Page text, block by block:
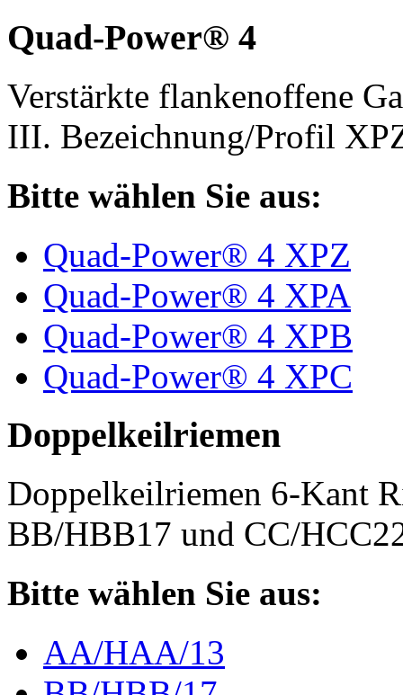
Quad-Power® 4
Verstärkte flankenoffene
III. Bezeichnung/Profil
Bitte wählen Sie aus:
Quad-Power® 4 XPZ
Quad-Power® 4 XPA
Quad-Power® 4 XPB
Quad-Power® 4 XPC
Doppelkeilriemen
Doppelkeilriemen 6-Kant
BB/HBB17 und CC/
Bitte wählen Sie aus:
AA/HAA/13